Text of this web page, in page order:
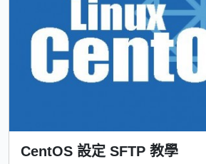
CentOS 設定 SFTP 教學